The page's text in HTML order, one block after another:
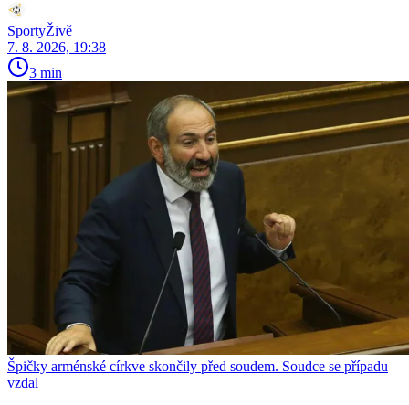
SportyŽivě
7. 8. 2026, 19:38
3 min
Špičky arménské církve skončily před soudem. Soudce se případu
vzdal